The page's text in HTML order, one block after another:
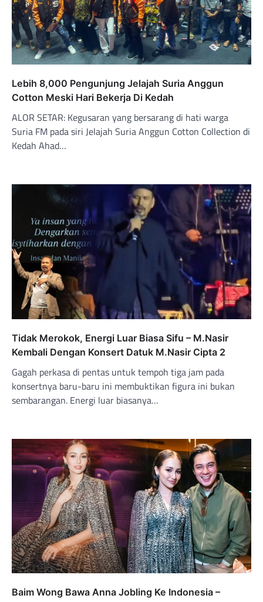
Lebih 8,000 Pengunjung Jelajah Suria Anggun
Cotton Meski Hari Bekerja Di Kedah
ALOR SETAR: Kegusaran yang bersarang di hati warga
Suria FM pada siri Jelajah Suria Anggun Cotton Collection di
Kedah Ahad…
Tidak Merokok, Energi Luar Biasa Sifu – M.Nasir
Kembali Dengan Konsert Datuk M.Nasir Cipta 2
Gagah perkasa di pentas untuk tempoh tiga jam pada
konsertnya baru-baru ini membuktikan figura ini bukan
sembarangan. Energi luar biasanya…
Baim Wong Bawa Anna Jobling Ke Indonesia –